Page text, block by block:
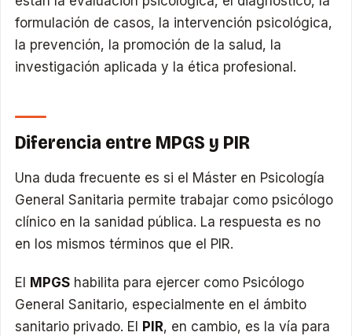
formulación de casos, la intervención psicológica,
la prevención, la promoción de la salud, la
investigación aplicada y la ética profesional.
Diferencia entre MPGS y PIR
Una duda frecuente es si el Máster en Psicología
General Sanitaria permite trabajar como psicólogo
clínico en la sanidad pública. La respuesta es no
en los mismos términos que el PIR.
El MPGS habilita para ejercer como Psicólogo
General Sanitario, especialmente en el ámbito
sanitario privado. El
PIR, en cambio, es la vía para